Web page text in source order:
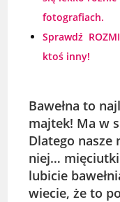
fotografiach.
Sprawdź
ktoś inny!
Bawełna to
majtek! Ma w
Dlatego nasze
niej…
lubicie
wiecie, że to